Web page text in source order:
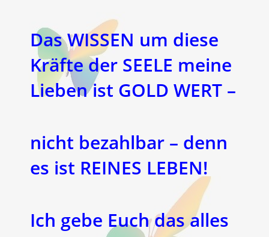
Das WISSEN um diese
Kräfte der SEELE meine
Lieben ist GOLD WERT –
nicht bezahlbar – denn
es ist REINES LEBEN!
Ich gebe Euch das alles